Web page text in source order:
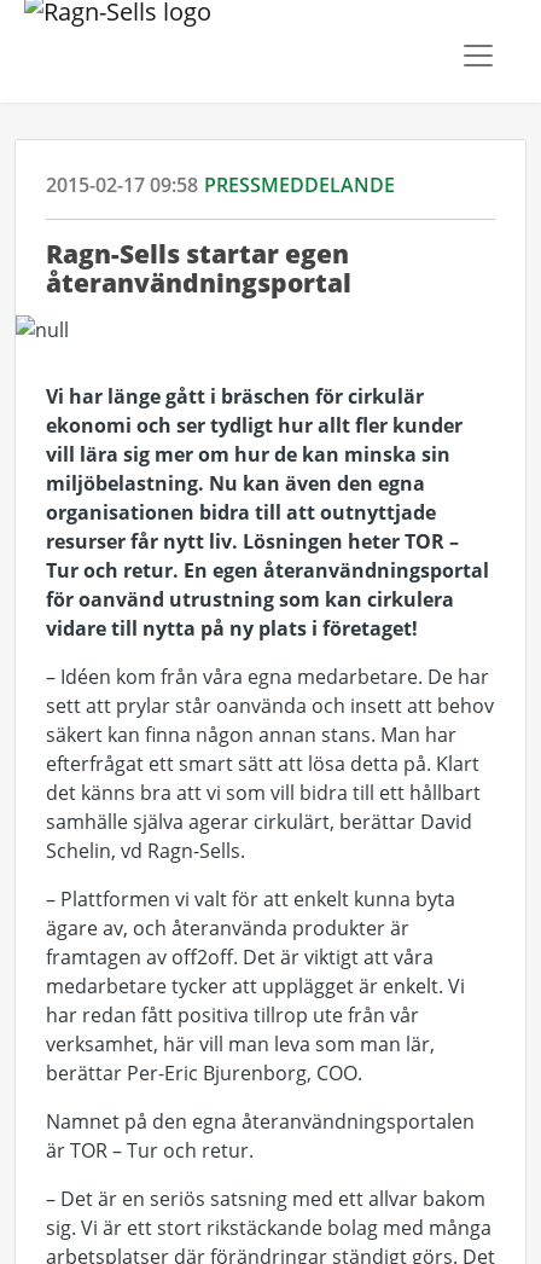
2015-02-17 09:58 PRESSMEDDELANDE
Ragn-Sells startar egen
återanvändningsportal
Vi har länge gått i bräschen för cirkulär
ekonomi och ser tydligt hur allt fler kunder
vill lära sig mer om hur de kan minska sin
miljöbelastning. Nu kan även den egna
organisationen bidra till att outnyttjade
resurser får nytt liv. Lösningen heter TOR –
Tur och retur. En egen återanvändningsportal
för oanvänd utrustning som kan cirkulera
vidare till nytta på ny plats i företaget!
– Idéen kom från våra egna medarbetare. De har
sett att prylar står oanvända och insett att behov
säkert kan finna någon annan stans. Man har
efterfrågat ett smart sätt att lösa detta på. Klart
det känns bra att vi som vill bidra till ett hållbart
samhälle själva agerar cirkulärt, berättar David
Schelin, vd Ragn-Sells.
– Plattformen vi valt för att enkelt kunna byta
ägare av, och återanvända produkter är
framtagen av off2off. Det är viktigt att våra
medarbetare tycker att upplägget är enkelt. Vi
har redan fått positiva tillrop ute från vår
verksamhet, här vill man leva som man lär,
berättar Per-Eric Bjurenborg, COO.
Namnet på den egna återanvändningsportalen
är TOR – Tur och retur.
– Det är en seriös satsning med ett allvar bakom
sig. Vi är ett stort rikstäckande bolag med många
arbetsplatser där förändringar ständigt görs. Det